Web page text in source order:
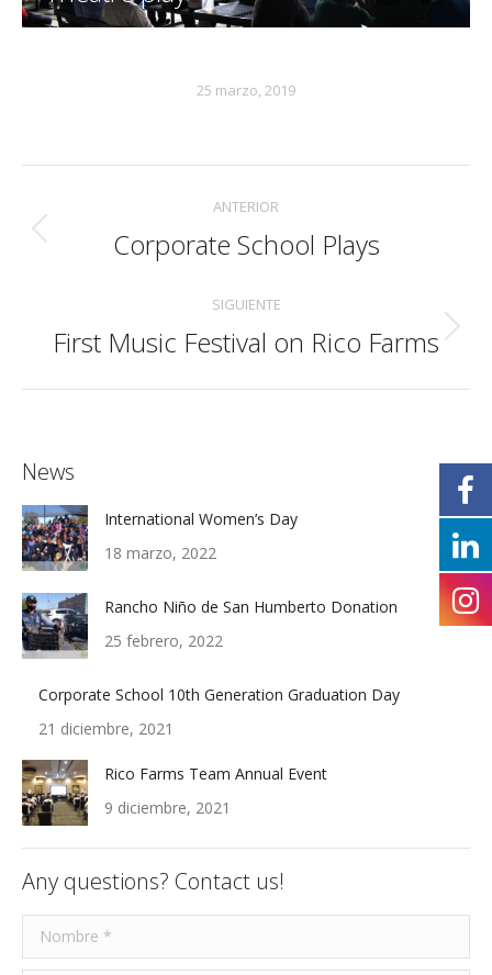
25 marzo, 2019
entre
ANTERIOR
Álbum
Corporate School Plays
SIGUIENTE
Álbum
First Music Festival on Rico Farms
News
International Women’s Day
18 marzo, 2022
Rancho Niño de San Humberto Donation
25 febrero, 2022
Corporate School 10th Generation Graduation Day
21 diciembre, 2021
Rico Farms Team Annual Event
9 diciembre, 2021
Any questions? Contact us!
Nombre *